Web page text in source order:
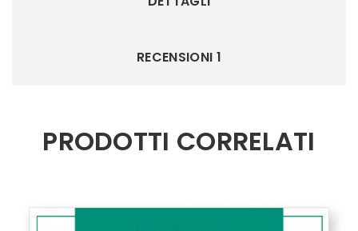
RECENSIONI 1
PRODOTTI CORRELATI